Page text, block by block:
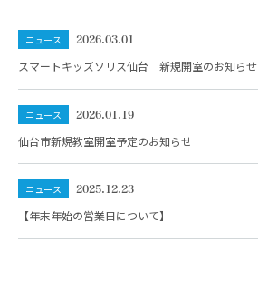
ニュース 2026.03.01
スマートキッズソリス仙台 新規開室のお知らせ
ニュース 2026.01.19
仙台市新規教室開室予定のお知らせ
ニュース 2025.12.23
【年末年始の営業日について】